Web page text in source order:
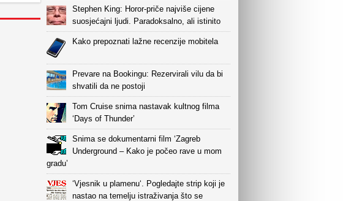
Stephen King: Horor-priče najviše cijene
suosjećajni ljudi. Paradoksalno, ali istinito
Kako prepoznati lažne recenzije mobitela
Prevare na Bookingu: Rezervirali vilu da bi
shvatili da ne postoji
Tom Cruise snima nastavak kultnog filma
‘Days of Thunder’
Snima se dokumentarni film ‘Zagreb
Underground – Kako je počeo rave u mom
gradu’
‘Vjesnik u plamenu‘. Pogledajte strip koji je
nastao na temelju istraživanja što se